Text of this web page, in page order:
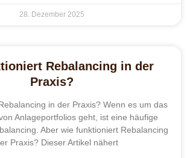
28. Dezember 2025
Rebalancing in der
Praxis?
in der Praxis? Wenn es um das
Anlageportfolios geht, ist eine häufige
Aber wie funktioniert Rebalancing
Praxis? Dieser Artikel nähert